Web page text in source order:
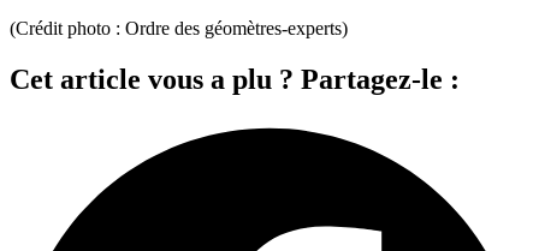
(Crédit photo : Ordre des géomètres-experts)
Cet article vous a plu ? Partagez-le :